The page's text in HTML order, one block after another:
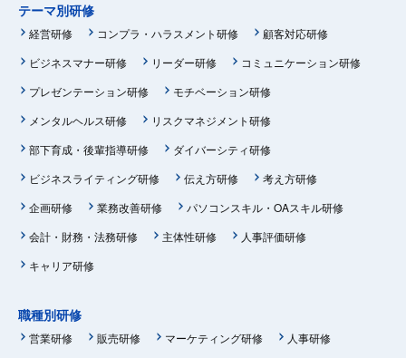
テーマ別研修
経営研修 コンプラ・ハラスメント研修
顧客対応研修
ビジネスマナー研修
リーダー研修
コミュニケーション研修
プレゼンテーション研修
モチベーション研修
メンタルヘルス研修
リスクマネジメント研修
部下育成・後輩指導研修
ダイバーシティ研修
ビジネスライティング研修
伝え方研修
考え方研修
企画研修
業務改善研修
パソコンスキル・OAスキル研修
会計・財務・法務研修
主体性研修
人事評価研修
キャリア研修
職種別研修
営業研修 販売研修 マーケティング研修
人事研修